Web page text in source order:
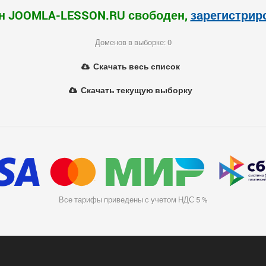
JOOMLA-LESSON.RU свободен,
Доменов в выборке: 0
Скачать весь список
Скачать текущую выборку
Все тарифы приведены с учетом НДС 5 %